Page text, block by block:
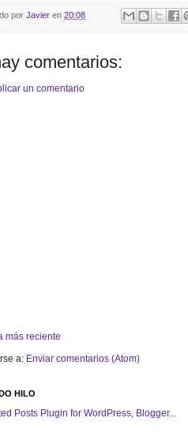
por Javier en 20:08
comentarios:
un comentario
más reciente
a: Enviar comentarios (Atom)
HILO